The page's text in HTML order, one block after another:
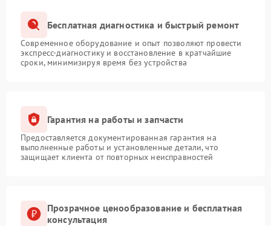
Бесплатная диагностика и быстрый ремонт
Современное оборудование и опыт позволяют провести
экспресс-диагностику и восстановление в кратчайшие
сроки, минимизируя время без устройства
Гарантия на работы и запчасти
Предоставляется документированная гарантия на
выполненные работы и установленные детали, что
защищает клиента от повторных неисправностей
Прозрачное ценообразование и бесплатная
консультация